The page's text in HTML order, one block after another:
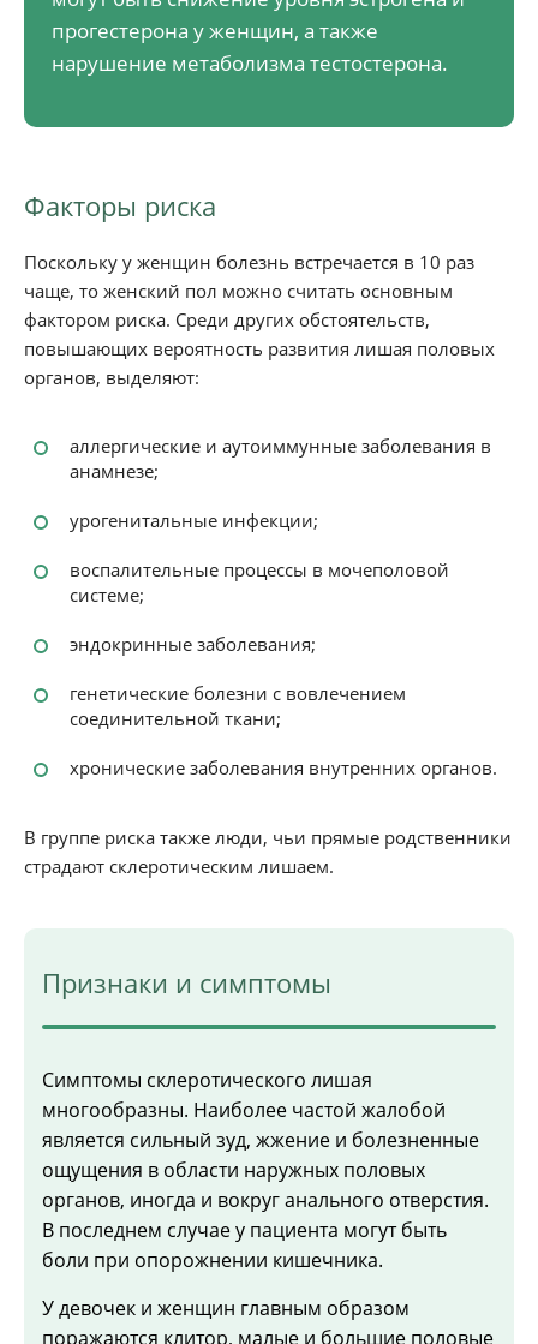
прогестерона у женщин, а также
нарушение метаболизма тестостерона.
Факторы риска
Поскольку у женщин болезнь встречается в 10 раз
чаще, то женский пол можно считать основным
фактором риска. Среди других обстоятельств,
повышающих вероятность развития лишая половых
органов, выделяют:
аллергические и аутоиммунные заболевания в
анамнезе;
урогенитальные инфекции;
воспалительные процессы в мочеполовой
системе;
эндокринные заболевания;
генетические болезни с вовлечением
соединительной ткани;
хронические заболевания внутренних органов.
В группе риска также люди, чьи прямые родственники
страдают склеротическим лишаем.
Признаки и симптомы
Симптомы склеротического лишая
многообразны. Наиболее частой жалобой
является сильный зуд, жжение и болезненные
ощущения в области наружных половых
органов, иногда и вокруг анального отверстия.
В последнем случае у пациента могут быть
боли при опорожнении кишечника.
У девочек и женщин главным образом
поражаются клитор, малые и большие половые